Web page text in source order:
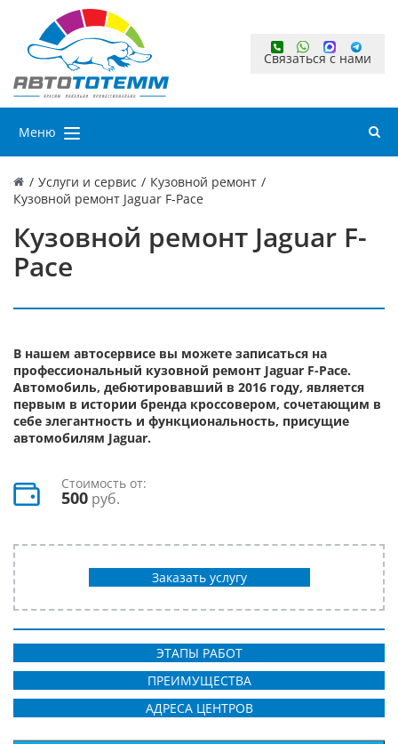
Связаться с нами
Меню
/ Услуги и сервис / Кузовной ремонт /
Кузовной ремонт Jaguar F-Pace
Кузовной ремонт Jaguar F-
Pace
В нашем автосервисе вы можете записаться на
профессиональный кузовной ремонт Jaguar F-Pace.
Автомобиль, дебютировавший в 2016 году, является
первым в истории бренда кроссовером, сочетающим в
себе элегантность и функциональность, присущие
автомобилям Jaguar.
Стоимость от:
500 руб.
Заказать услугу
ЭТАПЫ РАБОТ
ПРЕИМУЩЕСТВА
АДРЕСА ЦЕНТРОВ